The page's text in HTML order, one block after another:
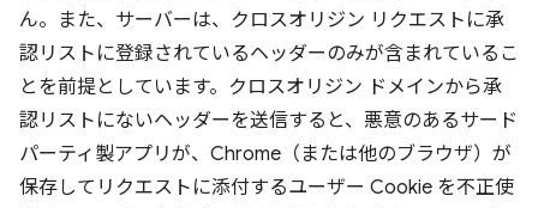
ん。また、サーバーは、クロスオリジン リクエストに承
認リストに登録されているヘッダーのみが含まれているこ
とを前提としています。クロスオリジン ドメインから承
認リストにないヘッダーを送信すると、悪意のあるサード
パーティ製アプリが、Chrome（または他のブラウザ）が
保存してリクエストに添付するユーザー Cookie を不正使